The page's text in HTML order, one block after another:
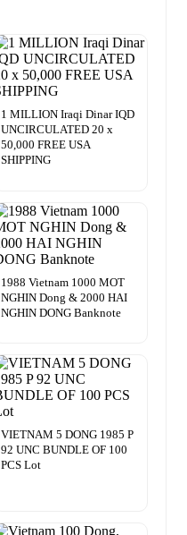
1 MILLION Iraqi Dinar IQD
UNCIRCULATED 20 x
50,000 FREE USA
SHIPPING
1988 Vietnam 1000 MOT
NGHIN Dong & 2000 HAI
NGHIN DONG Banknote
VIETNAM 5 DONG 1985 P
92 UNC BUNDLE OF 100
PCS Lot